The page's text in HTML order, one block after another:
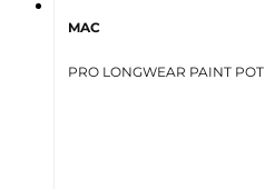
MAC
PRO LONGWEAR PAINT POT